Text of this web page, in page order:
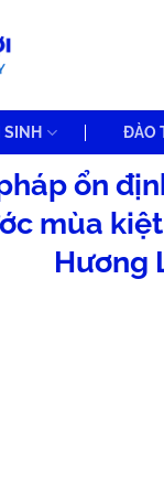
SINH ĐÀO
ổn
mùa
Hương